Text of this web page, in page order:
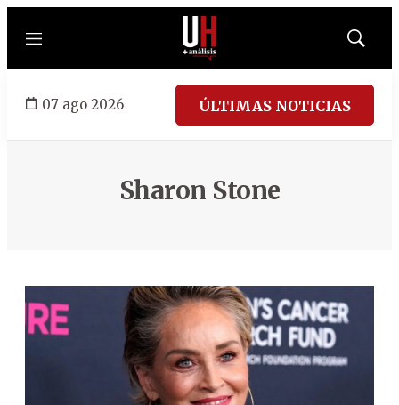
Menú
Mostrar
07 ago 2026 ÚLTIMAS NOTICIAS
Sharon Stone